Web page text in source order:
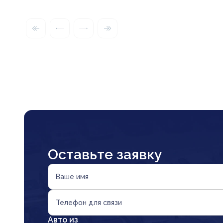
Оставьте заявку
Ваше имя
Телефон для связи
Авто из